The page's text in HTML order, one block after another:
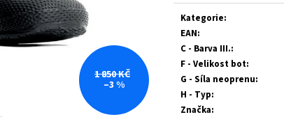
cena:
Kategorie:
EAN:
C - Barva III.:
F - Velikost bot:
G - Síla neoprenu:
H - Typ:
Značka:
1 850 KČ
–3 %
1 197 Kč